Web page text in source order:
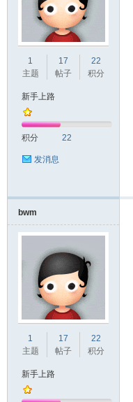
1
主题
17
帖子
22
积分
新手上路
积分 22
发消息
bwm
1
主题
17
帖子
22
积分
新手上路